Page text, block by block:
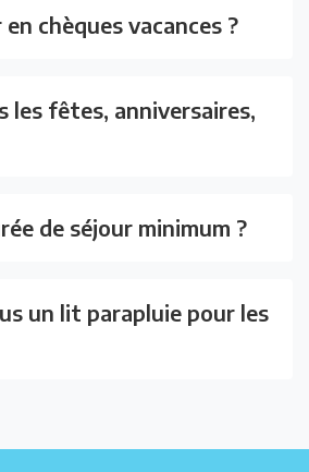
chèques vacances ?
les fêtes, anniversaires,
de séjour minimum ?
un lit parapluie pour les